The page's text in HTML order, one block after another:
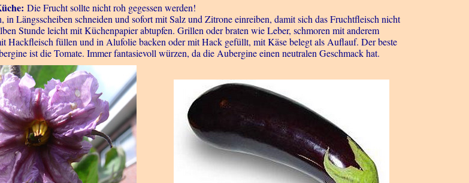
Die Frucht sollte nicht roh gegessen werden!
in Längsscheiben schneiden und sofort mit Salz und Zitrone einreiben, damit sich das Fruchtfleisch nicht
Stunde leicht mit Küchenpapier abtupfen. Grillen oder braten wie Leber, schmoren mit anderem
Hackfleisch füllen und in Alufolie backen oder mit Hack gefüllt, mit Käse belegt als Auflauf. Der beste
ist die Tomate. Immer fantasievoll würzen, da die Aubergine einen neutralen Geschmack hat.